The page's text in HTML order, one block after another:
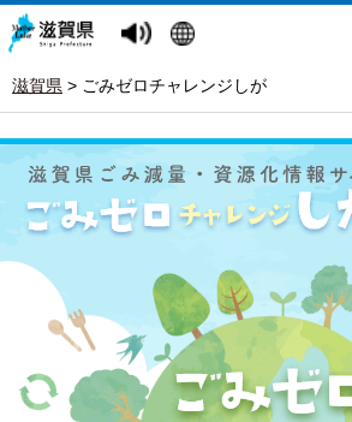
滋賀県 > ごみゼロチャレンジしが
ご
み
ゼ
ャ